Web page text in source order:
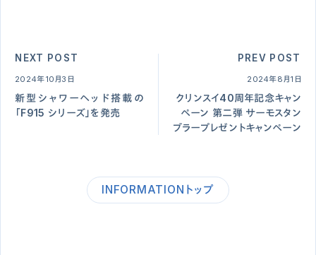
NEXT POST
2024年10月3日
新型シャワーヘッド搭載の
「F915 シリーズ」を発売
PREV POST
2024年8月1日
クリンスイ40周年記念キャン
ペーン 第二弾 サーモスタン
ブラープレゼントキャンペーン
INFORMATIONトップ